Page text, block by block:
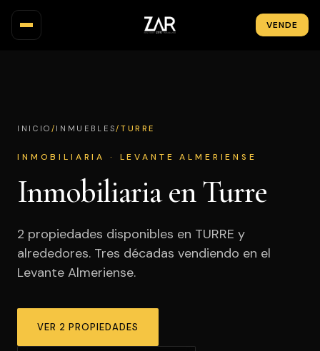
VENDE
ZONAS
INVERSIÓN
NOSOTROS
VENDE TU CASA
INICIO / INMUEBLES/ TURRE
INMOBILIARIA · LEVANTE ALMERIENSE
Inmobiliaria en Turre
2 propiedades disponibles en TURRE y
alrededores. Tres décadas vendiendo en el
Levante Almeriense.
VER 2 PROPIEDADES